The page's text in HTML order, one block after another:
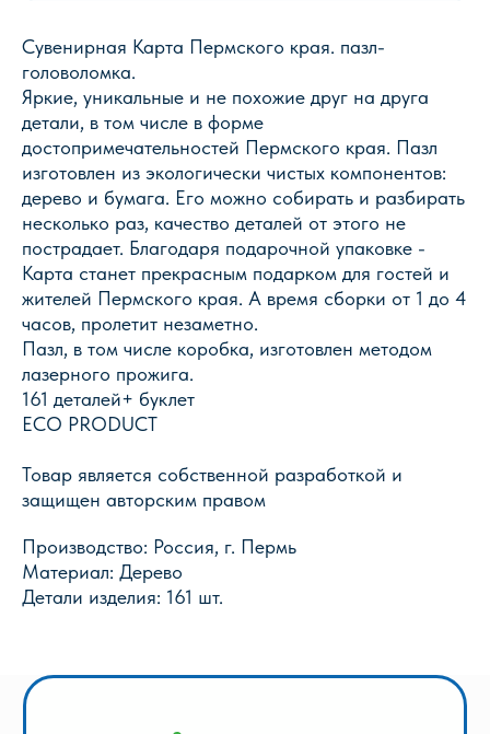
Сувенирная Карта Пермского края. пазл-
головоломка.
Яркие, уникальные и не похожие друг на друга
детали, в том числе в форме
достопримечательностей Пермского края. Пазл
изготовлен из экологически чистых компонентов:
дерево и бумага. Его можно собирать и разбирать
несколько раз, качество деталей от этого не
пострадает. Благодаря подарочной упаковке -
Карта станет прекрасным подарком для гостей и
жителей Пермского края. А время сборки от 1 до 4
часов, пролетит незаметно.
Пазл, в том числе коробка, изготовлен методом
лазерного прожига.
161 деталей+ буклет
ECO PRODUCT
Товар является собственной разработкой и
защищен авторским правом
Производство: Россия, г. Пермь
Материал: Дерево
Детали изделия: 161 шт.
г. Пермь, ул. Леонова, 10
+7 (342) 226-44-10
Магазин Книги «Лира»
смотреть на карте
пн-пт 10.00 - 19.00
сб 10.00 - 18.00
без обеда
г. Пермь, ул. Голева, 9а
Оптовый отдел «Лира-2»